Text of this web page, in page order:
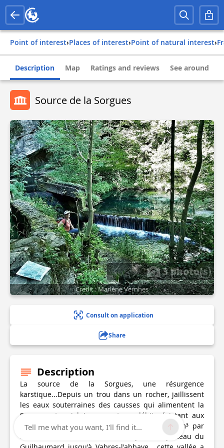
Point of interest› Places of interest› Point of natural interest›
Description Map Ratings and reviews See around
Source de la Sorgues
3 photo(s)
Credit : Marlène Vernhes
Consult on application
Share
Description
La source de la Sorgues, une résurgence
karstique...Depuis un trou dans un rocher, jaillissent
les eaux souterraines des causses qui alimentent la
Sorgues et qui lui assurent un débit résistant aux
périodes de sécheresse (débit moyen de 7 m³ par
seconde). Cette rivière court du pied du plateau du
Tell me what you want, I'll find it...